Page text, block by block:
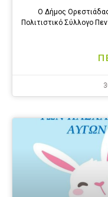
Ο Δήμος
Πολιτιστικό Σύλλογο